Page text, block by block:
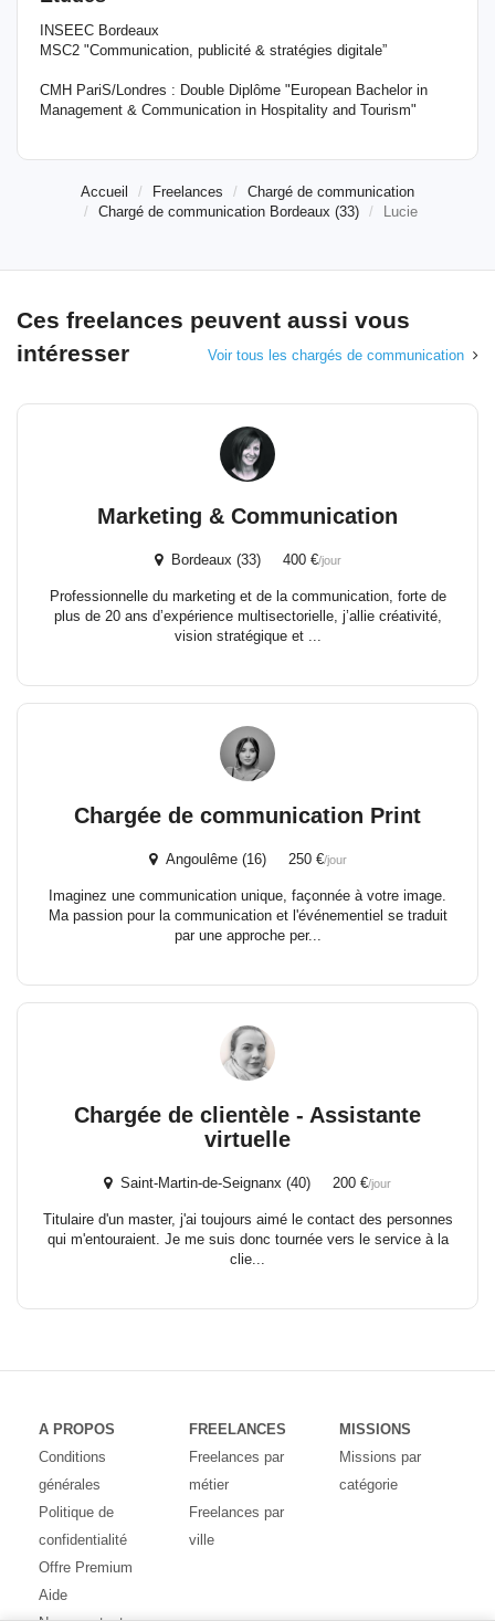
INSEEC Bordeaux
MSC2 "Communication, publicité & stratégies digitale”
CMH PariS/Londres : Double Diplôme "European Bachelor in
Management & Communication in Hospitality and Tourism"
Accueil Freelances
Chargé de communication
Chargé de communication Bordeaux (33)
Lucie
Ces freelances peuvent aussi vous
intéresser
Voir tous les chargés de communication
Marketing & Communication
Bordeaux (33) 400 €/jour
Professionnelle du marketing et de la communication, forte de
plus de 20 ans d’expérience multisectorielle, j’allie créativité,
vision stratégique et ...
Chargée de communication Print
Angoulême (16) 250 €/jour
Imaginez une communication unique, façonnée à votre image.
Ma passion pour la communication et l'événementiel se traduit
par une approche per...
Chargée de clientèle - Assistante
virtuelle
Saint-Martin-de-Seignanx (40) 200 €/jour
Titulaire d'un master, j'ai toujours aimé le contact des personnes
qui m'entouraient. Je me suis donc tournée vers le service à la
clie...
A PROPOS
Conditions
générales
Politique de
confidentialité
Offre Premium
Aide
FREELANCES
Freelances par
métier
Freelances par
ville
MISSIONS
Missions par
catégorie